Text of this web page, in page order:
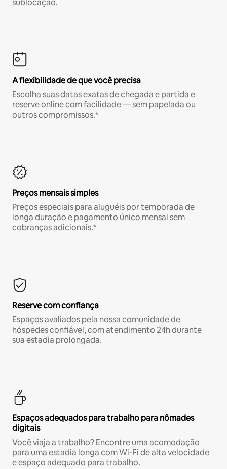
sublocação.
A flexibilidade de que você precisa
Escolha suas datas exatas de chegada e partida e
reserve online com facilidade — sem papelada ou
outros compromissos.*
Preços mensais simples
Preços especiais para aluguéis por temporada de
longa duração e pagamento único mensal sem
cobranças adicionais.*
Reserve com confiança
Espaços avaliados pela nossa comunidade de
hóspedes confiável, com atendimento 24h durante
sua estadia prolongada.
Espaços adequados para trabalho para nômades
digitais
Você viaja a trabalho? Encontre uma acomodação
para uma estadia longa com Wi-Fi de alta velocidade
e espaço adequado para trabalho.